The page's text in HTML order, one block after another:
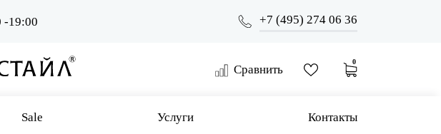
-19:00 +7 (495) 274 06 36
Сравнить
0
Sale Услуги Контакты